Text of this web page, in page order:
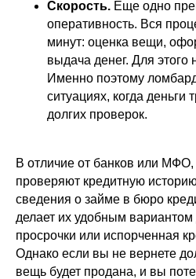
Скорость. Еще одно
оперативность. Вся
минут: оценка вещи,
выдача денег. Для этого
Именно поэтому
ситуациях, когда деньги
долгих проверок.
В отличие от банков или
проверяют кредитную
сведения о займе в бюро
делает их удобным вариантом
просрочки или испорченная
Однако если вы не вернете
вещь будет продана, и вы